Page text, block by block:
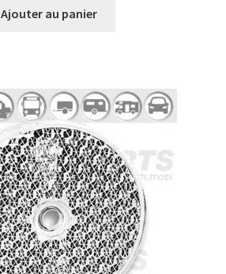
Ajouter au panier